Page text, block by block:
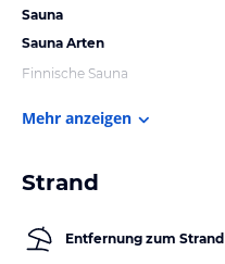
Sauna
Sauna Arten
Finnische Sauna
Mehr anzeigen
Strand
Entfernung zum Strand